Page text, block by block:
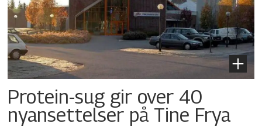
Protein-sug gir over 40
nyansettelser på Tine Frya